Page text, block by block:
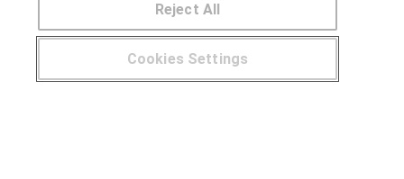
¿Tienes alguna duda? 900 264 357
Cookies Settings
Reject All